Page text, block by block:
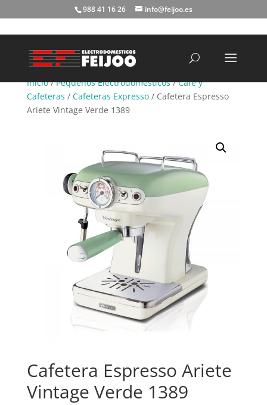
988 41 16 26 info@feijoo.es
Inicio/Pequeños Electrodomésticos/Café y
Cafeteras / Cafeteras Expresso/ Cafetera Espresso
Ariete Vintage Verde 1389
Cafetera Espresso Ariete
Vintage Verde 1389